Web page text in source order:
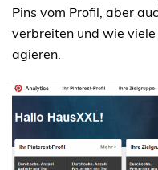
Pins vom Profil, aber
verbreiten und wie viele
agieren.